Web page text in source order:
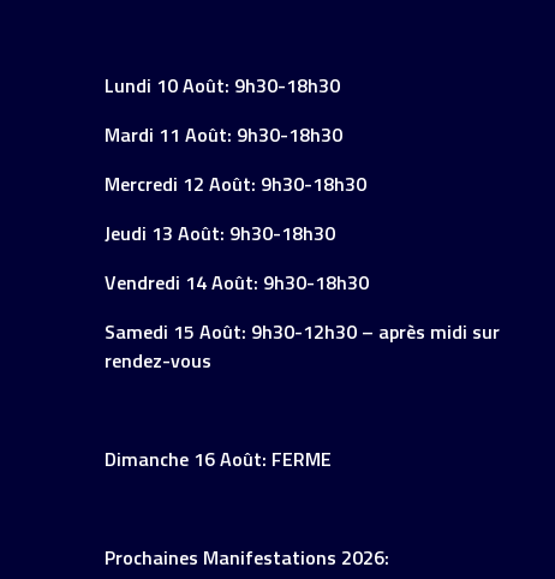
Lundi 10 Août: 9h30-18h30
Mardi 11 Août: 9h30-18h30
Mercredi 12 Août: 9h30-18h30
Jeudi 13 Août: 9h30-18h30
Vendredi 14 Août: 9h30-18h30
Samedi 15 Août: 9h30-12h30 – après midi sur
rendez-vous
Dimanche 16 Août: FERME
Prochaines Manifestations 2026: